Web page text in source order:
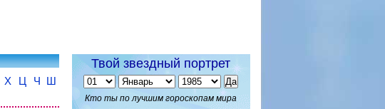
Х Ц Ч Ш
Твой звездный портрет
Кто ты по лучшим гороскопам мира